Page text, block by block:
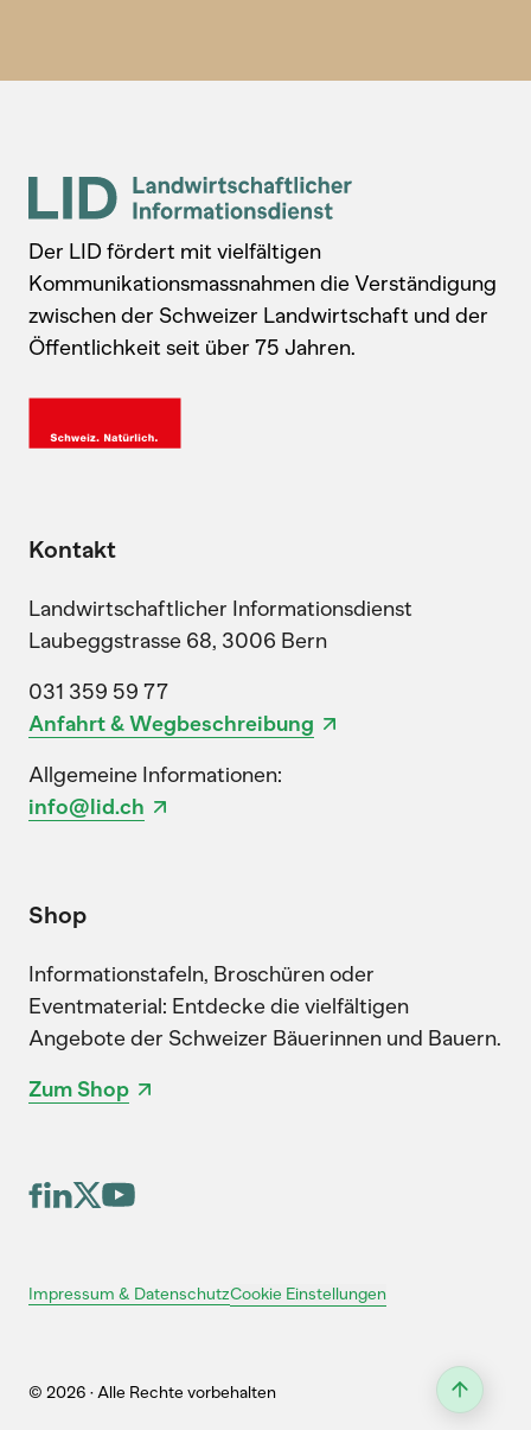
Der LID fördert mit vielfältigen
Kommunikationsmassnahmen die Verständigung
zwischen der Schweizer Landwirtschaft und der
Öffentlichkeit seit über 75 Jahren.
Kontakt
Landwirtschaftlicher Informationsdienst
Laubeggstrasse 68, 3006 Bern
031 359 59 77
Anfahrt & Wegbeschreibung
Allgemeine Informationen:
info@lid.ch
Shop
Informationstafeln, Broschüren oder
Eventmaterial: Entdecke die vielfältigen
Angebote der Schweizer Bäuerinnen und Bauern.
Zum Shop
Impressum & DatenschutzCookie Einstellungen
© 2026 · Alle Rechte vorbehalten